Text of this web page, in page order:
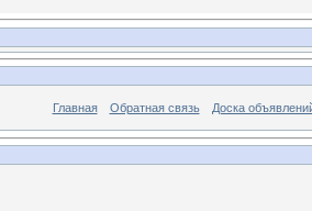
Главная Обратная связь Доска